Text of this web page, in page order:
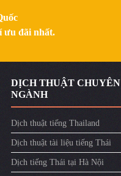
ưu đãi nhất.
DỊCH THUẬT CHUYÊN
NGÀNH
Dịch thuật tiếng Thailand
Dịch thuật tài liệu tiếng Thái
Dịch tiếng Thái tại Hà Nội